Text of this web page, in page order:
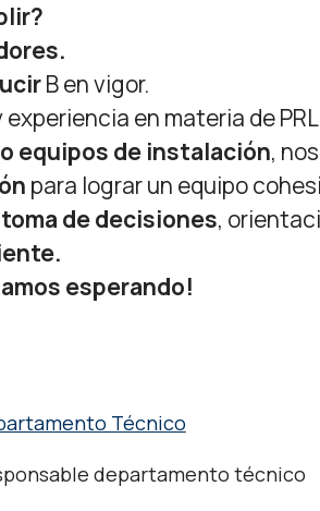
B en vigor.
en materia de
equipos de instalación,
para lograr un equipo
toma de decisiones,
esperando!
Técnico
departamento técnico